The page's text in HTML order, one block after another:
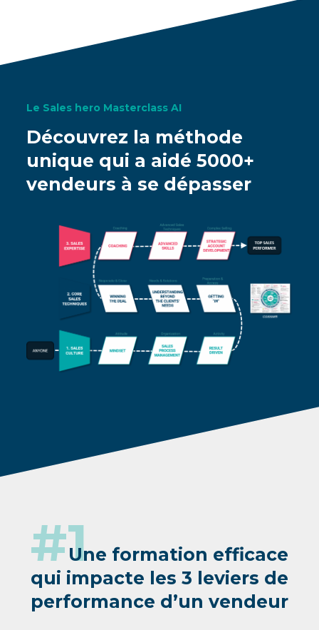
Le Sales hero Masterclass AI
Découvrez la méthode
unique qui a aidé 5000+
vendeurs à se dépasser
#1Une formation efficace
qui impacte les 3 leviers de
performance d’un vendeur